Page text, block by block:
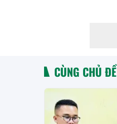
CÙNG CHỦ ĐỀ